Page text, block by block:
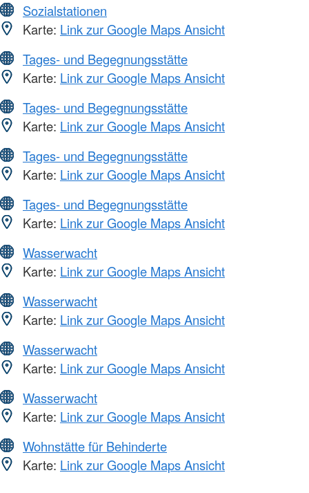
Sozialstationen
Karte: Link zur Google Maps Ansicht
Tages- und Begegnungsstätte
Karte: Link zur Google Maps Ansicht
Tages- und Begegnungsstätte
Karte: Link zur Google Maps Ansicht
Tages- und Begegnungsstätte
Karte: Link zur Google Maps Ansicht
Tages- und Begegnungsstätte
Karte: Link zur Google Maps Ansicht
Wasserwacht
Karte: Link zur Google Maps Ansicht
Wasserwacht
Karte: Link zur Google Maps Ansicht
Wasserwacht
Karte: Link zur Google Maps Ansicht
Wasserwacht
Karte: Link zur Google Maps Ansicht
Wohnstätte für Behinderte
Karte: Link zur Google Maps Ansicht